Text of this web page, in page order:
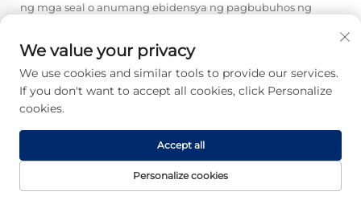
ng mga seal o anumang ebidensya ng pagbubuhos ng
huli, ang bumababa na katiyakan sa posisyon o ang
kakulangan sa pag-uulit ng eksaktong posisyon ay madalas
na nagpapahiwatig ng pagsuot sa bearing na umabot na sa
punto kung saan naaapektuhan nito ang katiyakan ng
heometriko.
Gaano kadalas dapat
inspeksyunin at pangalagaan ang
mga sistema ng linear bearing?
We value your privacy
We use cookies and similar tools to provide our services.
If you don't want to accept all cookies, click Personalize
cookies.
Personalize cookies
Accept all